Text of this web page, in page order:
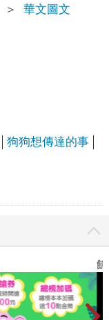
＞ 華文圖文
狗狗想傳達的事
飢